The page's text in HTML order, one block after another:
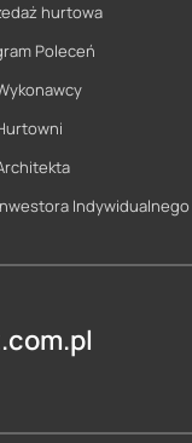
hurtowa
Poleceń
Indywidualnego